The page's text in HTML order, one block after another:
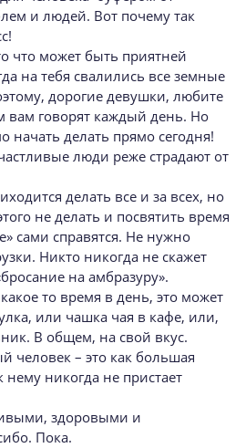
и людей. Вот почему так
что может быть приятней
на тебя свалились все земные
дорогие девушки, любите
вам говорят каждый день. Но
начать делать прямо сегодня!
люди реже страдают от
делать все и за всех, но
не делать и посвятить время
сами справятся. Не нужно
Никто никогда не скажет
на амбразуру».
то время в день, это может
или чашка чая в кафе, или,
В общем, на свой вкус.
человек – это как большая
нему никогда не пристает
здоровыми и
Пока.